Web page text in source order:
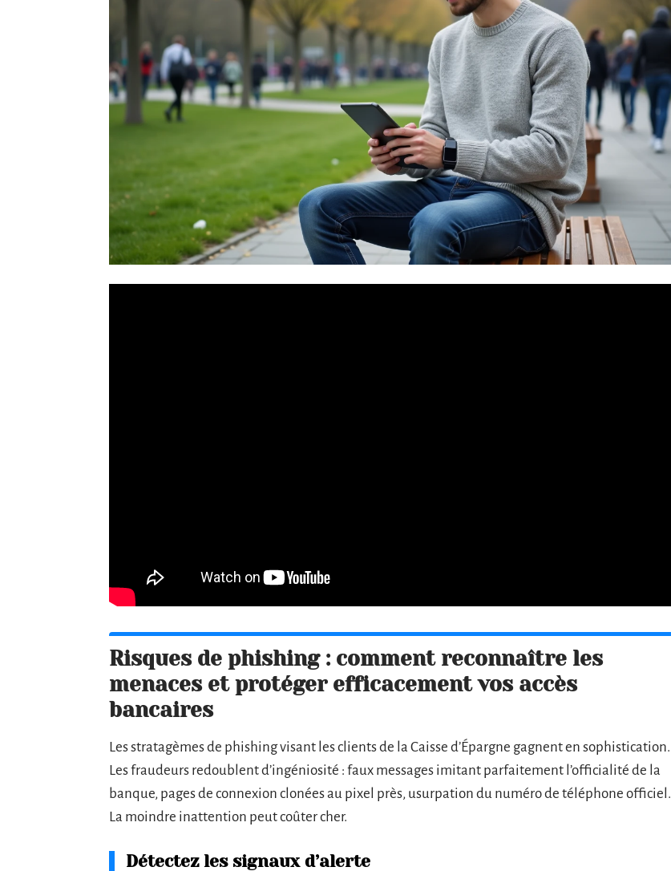
Risques de phishing : comment reconnaître les
menaces et protéger efficacement vos accès
bancaires
Les stratagèmes de phishing visant les clients de la Caisse d’Épargne gagnent en sophistication.
Les fraudeurs redoublent d’ingéniosité : faux messages imitant parfaitement l’officialité de la
banque, pages de connexion clonées au pixel près, usurpation du numéro de téléphone officiel.
La moindre inattention peut coûter cher.
Détectez les signaux d’alerte